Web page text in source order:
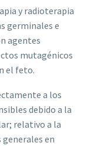
y radioterapia
germinales e
agentes
mutagénicos
el feto.
a los
debido a la
relativo a la
en